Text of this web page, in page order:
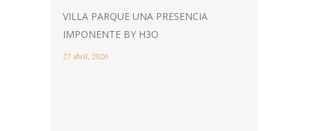
VILLA PARQUE UNA PRESENCIA
IMPONENTE BY H3O
27 abril, 2026